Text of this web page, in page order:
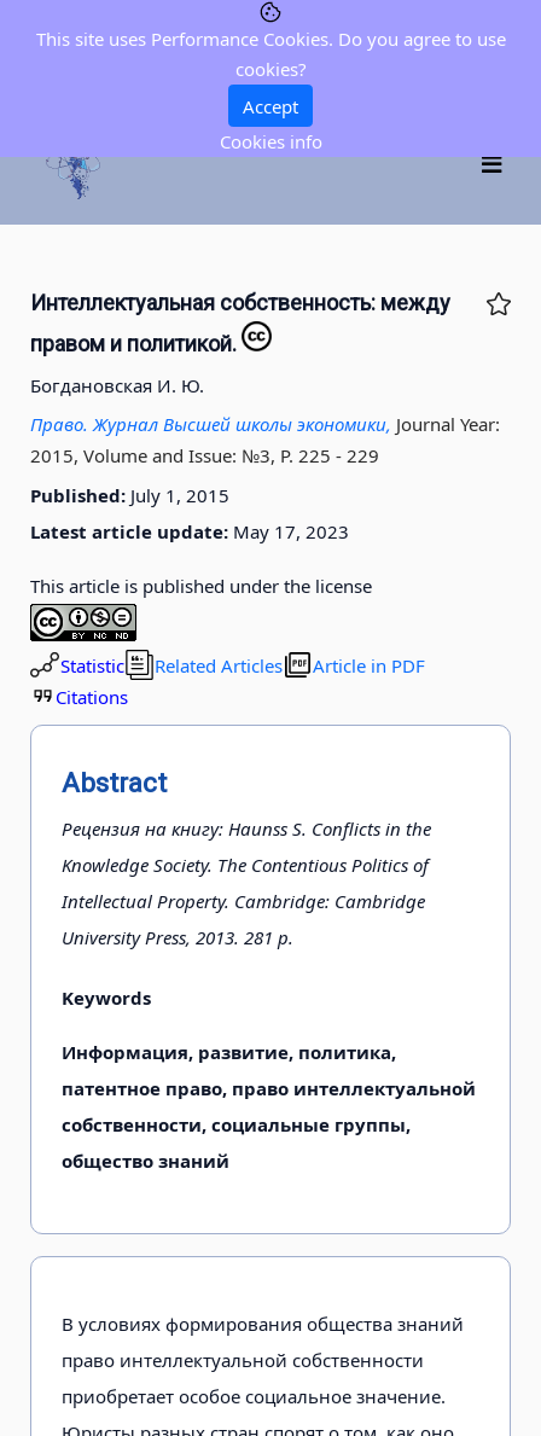
Интеллектуальная собственность: между
правом и политикой.
Богдановская И. Ю.
Право. Журнал Высшей школы экономики, Journal Year:
2015, Volume and Issue: №3, P. 225 - 229
Published: July 1, 2015
Latest article update: May 17, 2023
This article is published under the license
Statistic Related Articles
Article in PDF
Citations
Abstract
Рецензия на книгу: Haunss S. Conflicts in the
Knowledge Society. The Contentious Politics of
Intellectual Property. Cambridge: Cambridge
University Press, 2013. 281 p.
Keywords
Информация, развитие, политика,
патентное право, право интеллектуальной
собственности, социальные группы,
общество знаний
В условиях формирования общества знаний
право интеллектуальной собственности
приобретает особое социальное значение.
This site uses Performance Cookies. Do you agree to use
cookies?
Accept
Cookies info